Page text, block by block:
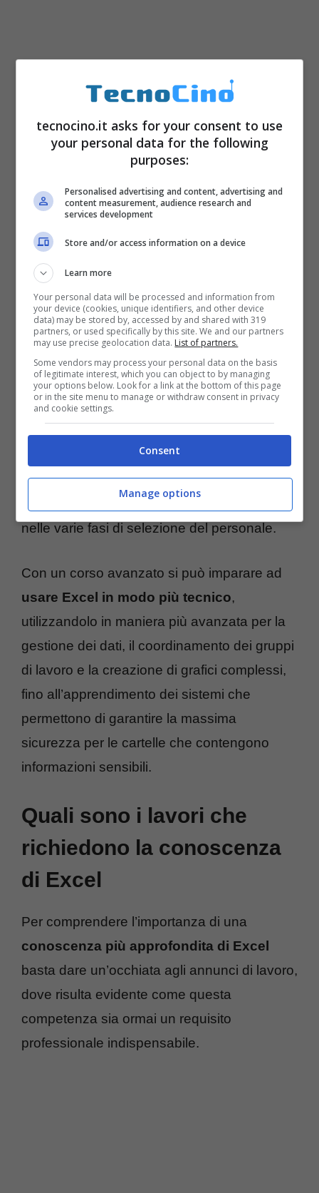
Attraverso appositi moduli, è possibile
apprendere il funzionamento di Excel,
imparando ad utilizzare i fogli di calcolo per
scoprire tutte le potenzialità di questo
software, per padroneggiare i comandi
principali,
e sapere come creare grafici,
tabelle e formule in modo professionale: si
tratta di abilità fondamentali per la maggior
parte delle posizioni lavorative, sia in Italia
che all’estero.
percorso didattico perraggiungere
competenze superiori, una scelta che in
molti casi si rivela vincente per distinguersi
nelle varie fasi di selezione del personale.
Con un corso avanzato si può imparare ad
usare Excel in modo più tecnico,
utilizzandolo in maniera più avanzata per la
gestione dei dati, il coordinamento dei gruppi
di lavoro e la creazione di grafici complessi,
fino all’apprendimento dei sistemi che
permettono di garantire la massima
sicurezza per le cartelle che contengono
informazioni sensibili.
Quali sono i lavori che
richiedono la conoscenza
di Excel
Per comprendere l’importanza di una
conoscenza più approfondita di Excel
basta dare un’occhiata agli annunci di lavoro,
dove risulta evidente come questa
competenza sia ormai un requisito
professionale indispensabile.
tecnocino.it asks for your consent to use
your personal data for the following
purposes:
Personalised advertising and content, advertising and
content measurement, audience research and
services development
Store and/or access information on a device
Learn more
Your personal data will be processed and information from
your device (cookies, unique identifiers, and other device
data) may be stored by, accessed by and shared with 319
partners, or used specifically by this site. We and our partners
may use precise geolocation data. List of partners.
Some vendors may process your personal data on the basis
of legitimate interest, which you can object to by managing
your options below. Look for a link at the bottom of this page
or in the site menu to manage or withdraw consent in privacy
and cookie settings.
Consent
Manage options